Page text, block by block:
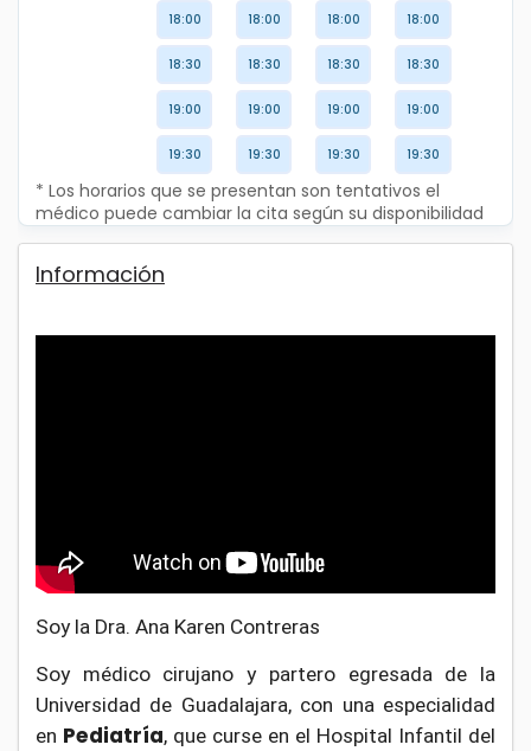
18:00
18:30
19:00
19:30
18:00
18:30
19:00
19:30
18:00
18:30
19:00
19:30
18:00
18:30
19:00
19:30
* Los horarios que se presentan son tentativos el
médico puede cambiar la cita según su disponibilidad
Información
Soy la Dra. Ana Karen Contreras
Soy médico cirujano y partero egresada de la
Universidad de Guadalajara, con una especialidad
en Pediatría, que curse en el Hospital Infantil del